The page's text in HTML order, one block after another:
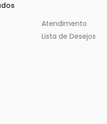
Atendimento
Lista de Desejos